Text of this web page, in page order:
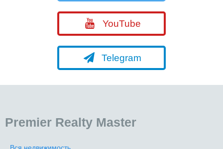
YouTube
Telegram
Premier Realty Master